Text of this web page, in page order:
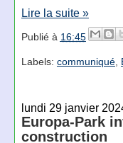
Lire la suite »
Publié à 16:45
Labels: communiqué,
lundi 29 janvier
Europa-Park
construction